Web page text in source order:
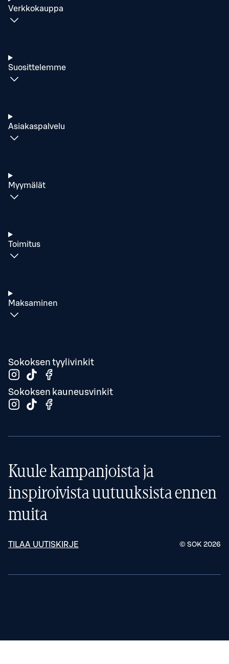
Verkkokauppa
Suosittelemme
Asiakaspalvelu
Myymälät
Toimitus
Maksaminen
Sokoksen tyylivinkit
Sokoksen kauneusvinkit
Kuule kampanjoista ja
inspiroivista uutuuksista ennen
muita
TILAA UUTISKIRJE © SOK 2026